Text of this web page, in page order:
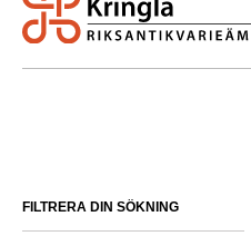
FILTRERA DIN SÖKNING